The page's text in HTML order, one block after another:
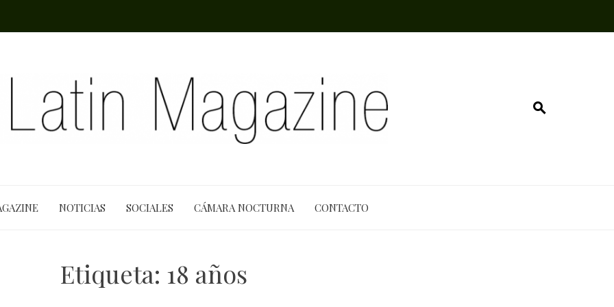
NOTICIAS SOCIALES CÁMARA NOCTURNA CONTACTO
Etiqueta: 18 años